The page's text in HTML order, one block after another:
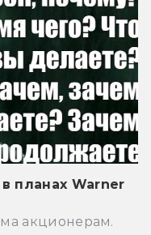
планах Warner
акционерам.